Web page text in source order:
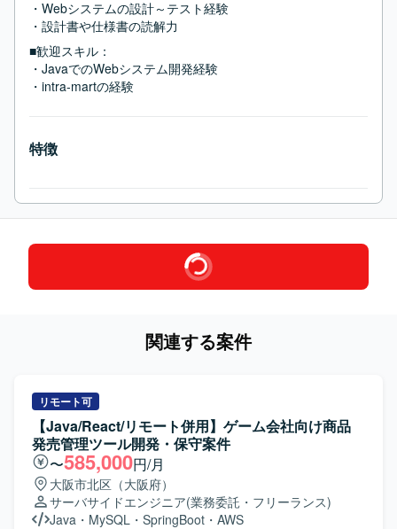
・Webシステムの設計～テスト経験
・設計書や仕様書の読解力
■歓迎スキル：
・JavaでのWebシステム開発経験
・intra-martの経験
特徴
関連する案件
リモート可
【Java/React/リモート併用】ゲーム会社向け商品
発売管理ツール開発・保守案件
〜585,000円/月
大阪市北区（大阪府）
サーバサイドエンジニア(業務委託・フリーランス)
Java ・ MySQL ・ SpringBoot ・ AWS